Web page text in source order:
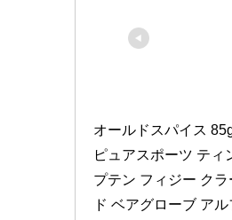
オールドスパイス
ピュアスポーツ ティ
プテン フィジー ク
ド ベアグローブ アル